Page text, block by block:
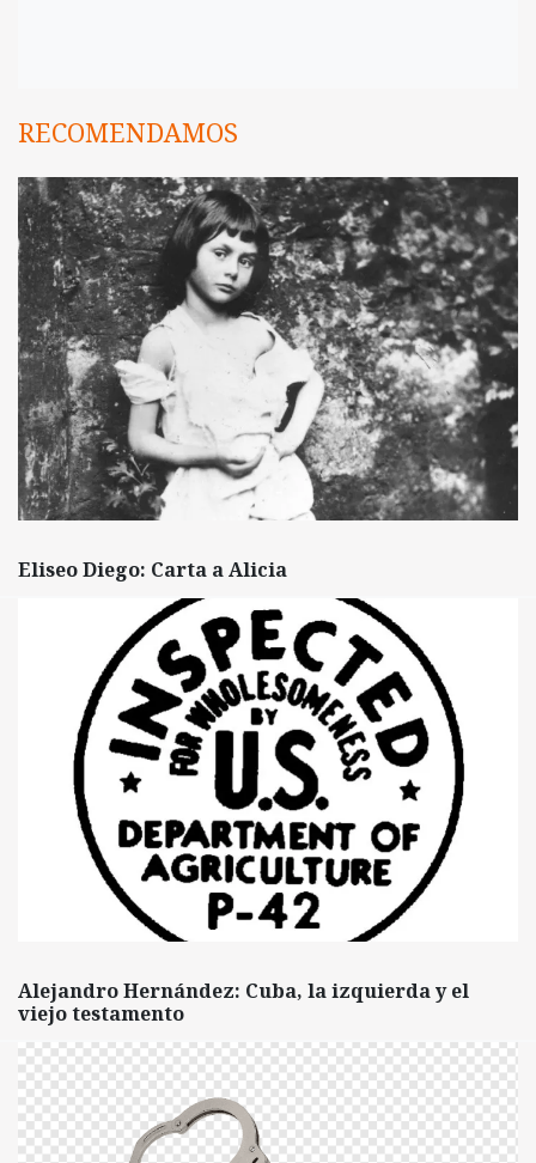
RECOMENDAMOS
Eliseo Diego: Carta a Alicia
Alejandro Hernández: Cuba, la izquierda y el
viejo testamento